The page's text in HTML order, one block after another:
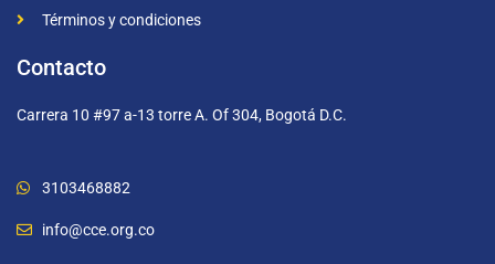
Términos y condiciones
Contacto
Carrera 10 #97 a-13 torre A. Of 304, Bogotá D.C.
3103468882
info@cce.org.co